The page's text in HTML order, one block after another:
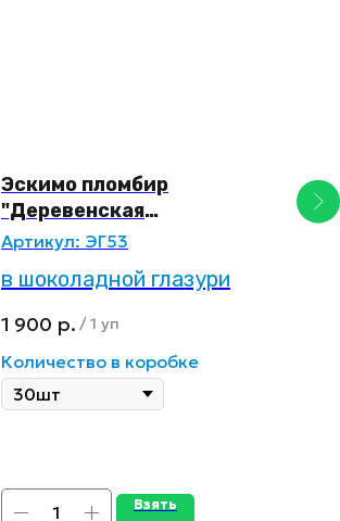
Эскимо пломбир
"Деревенская
коровка" ванильный
Артикул: ЭГ53
в шоколадной глазури
1 900 р. /1 уп
Количество в коробке
Взять